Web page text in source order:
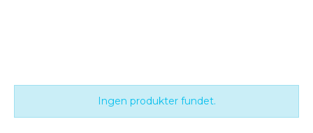
Ingen produkter fundet.